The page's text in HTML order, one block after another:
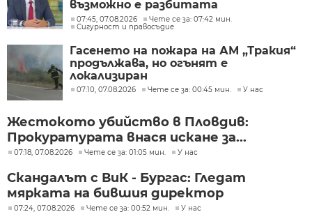
възможно е разбитата
лаборатория да е единствената у
нас
07:45, 07.08.2026
Чете се за: 07:42 мин.
Сигурност и правосъдие
Гасенето на пожара на АМ „Тракия“
продължава, но огънят е
локализиран
07:10, 07.08.2026 Чете се за: 00:45 мин. У нас
Жестокото убийство в Пловдив:
Прокуратурата внася искане за...
07:18, 07.08.2026 Чете се за: 01:05 мин. У нас
Скандалът с ВиК - Бургас: Гледат
мярката на бившия директор
07:24, 07.08.2026 Чете се за: 00:52 мин. У нас